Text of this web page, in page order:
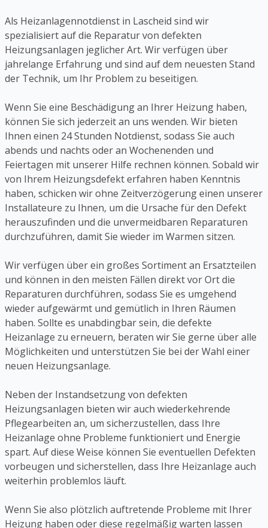
Als Heizanlagennotdienst in Lascheid sind wir
spezialisiert auf die Reparatur von defekten
Heizungsanlagen jeglicher Art. Wir verfügen über
jahrelange Erfahrung und sind auf dem neuesten Stand
der Technik, um Ihr Problem zu beseitigen.
Wenn Sie eine Beschädigung an Ihrer Heizung haben,
können Sie sich jederzeit an uns wenden. Wir bieten
Ihnen einen 24 Stunden Notdienst, sodass Sie auch
abends und nachts oder an Wochenenden und
Feiertagen mit unserer Hilfe rechnen können. Sobald wir
von Ihrem Heizungsdefekt erfahren haben Kenntnis
haben, schicken wir ohne Zeitverzögerung einen unserer
Installateure zu Ihnen, um die Ursache für den Defekt
herauszufinden und die unvermeidbaren Reparaturen
durchzuführen, damit Sie wieder im Warmen sitzen.
Wir verfügen über ein großes Sortiment an Ersatzteilen
und können in den meisten Fällen direkt vor Ort die
Reparaturen durchführen, sodass Sie es umgehend
wieder aufgewärmt und gemütlich in Ihren Räumen
haben. Sollte es unabdingbar sein, die defekte
Heizanlage zu erneuern, beraten wir Sie gerne über alle
Möglichkeiten und unterstützen Sie bei der Wahl einer
neuen Heizungsanlage.
Neben der Instandsetzung von defekten
Heizungsanlagen bieten wir auch wiederkehrende
Pflegearbeiten an, um sicherzustellen, dass Ihre
Heizanlage ohne Probleme funktioniert und Energie
spart. Auf diese Weise können Sie eventuellen Defekten
vorbeugen und sicherstellen, dass Ihre Heizanlage auch
weiterhin problemlos läuft.
Wenn Sie also plötzlich auftretende Probleme mit Ihrer
Heizung haben oder diese regelmäßig warten lassen